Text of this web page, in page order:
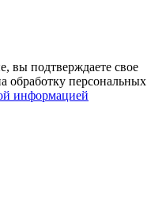
вы подтверждаете свое
обработку персональных
информацией